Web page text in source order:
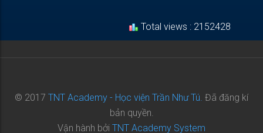
Total views : 2152428
© 2017 TNT Academy - Học viện Trần Như Tú. Đã đăng kí
bản quyền.
Vận hành bởi TNT Academy System